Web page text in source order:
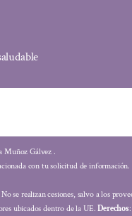
Muñoz Gálvez .
con tu solicitud de información.
No se realizan cesiones, salvo a los
ubicados dentro de la UE.Derechos